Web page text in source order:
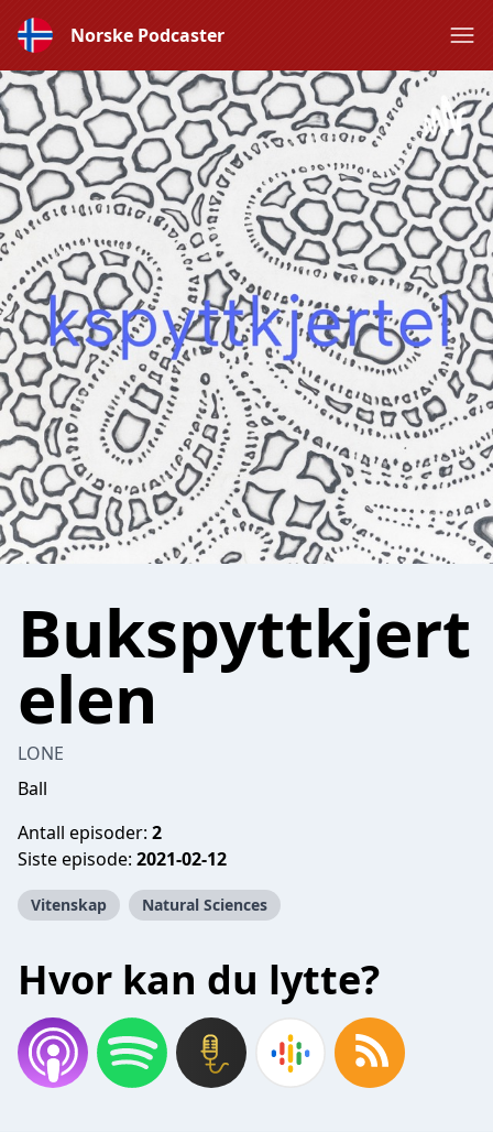
Norske Podcaster
Bukspyttkjert
elen
LONE
Ball
Antall episoder: 2
Siste episode: 2021-02-12
Vitenskap Natural Sciences
Hvor kan du lytte?